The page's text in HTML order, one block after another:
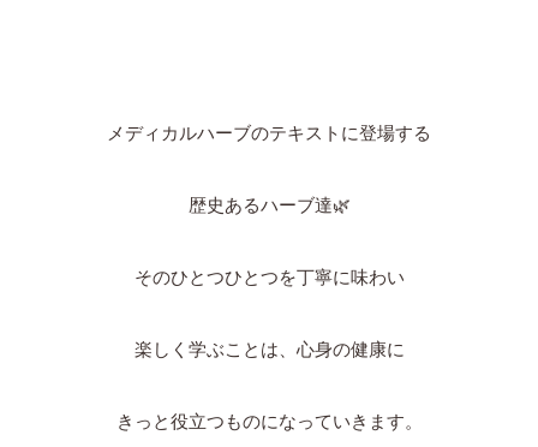
メディカルハーブのテキストに登場する
歴史あるハーブ達🌿
そのひとつひとつを丁寧に味わい
楽しく学ぶことは、心身の健康に
きっと役立つものになっていきます。